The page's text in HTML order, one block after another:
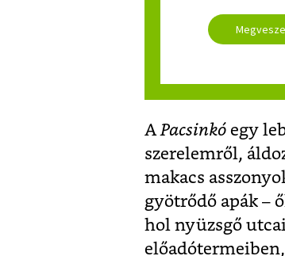
APacsinkó egy
szerelemről,
makacs
gyötrődő apák –
hol nyüzsgő